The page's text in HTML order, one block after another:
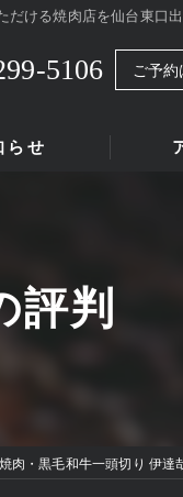
だける焼肉店を仙台東口
5106 ご予
らせ
評判
肉・黒毛和牛一頭切り 伊達